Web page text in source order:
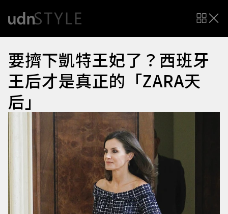
要擠下凱特王妃了？西班牙
王后才是真正的「ZARA天
后」